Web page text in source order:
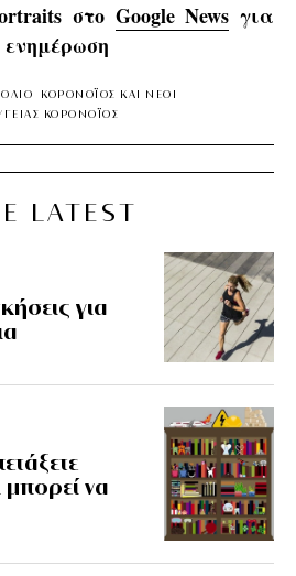
στο Google Newsγια
ενημέρωση
ΚΟΡΟΝΟΪΟΣ ΚΑΙ ΝΕΟΙ
ΚΟΡΟΝΟΪΟΣ
LATEST
για
μπορεί να